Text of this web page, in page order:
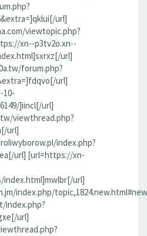
url]
viewtopic.php?
xn--p3tv2o.xn--
url]
forum.php?
url]
]iincl[/url]
viewthread.php?
url]
index.php?
url] [url=https://xn-
index.html]mwlbr[/url]
index.php/
url]